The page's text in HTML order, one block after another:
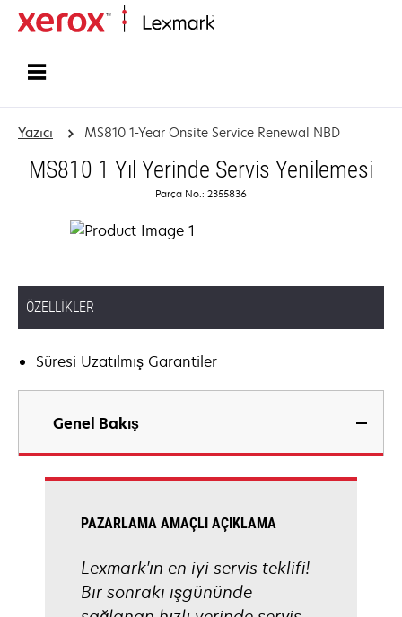
Yazıcı MS810 1-Year Onsite Service Renewal NBD
MS810 1 Yıl Yerinde Servis Yenilemesi
Parça No.: 2355836
ÖZELLIKLER
Süresi Uzatılmış Garantiler
Genel Bakış
PAZARLAMA AMAÇLI AÇIKLAMA
Lexmark'ın en iyi servis teklifi!
Bir sonraki işgününde